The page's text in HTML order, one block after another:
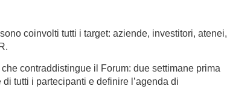
coinvolti tutti i target: aziende, investitori, atenei,
contraddistingue il Forum: due settimane prima
di tutti i partecipanti e definire l’agenda di